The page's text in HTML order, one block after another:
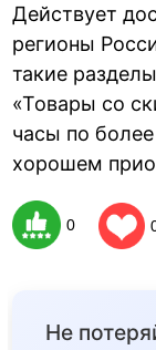
Действует
регионы
такие
«Товары со
часы по
хорошем
0
Не